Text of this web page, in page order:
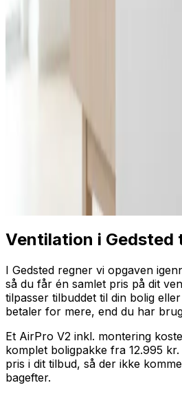
Professionel installation
70 60 30 04
Ventilation i Gedsted
I Gedsted regner vi opgaven
så du får én samlet pris på dit
tilpasser tilbuddet til din bolig
betaler for mere, end du har
Et AirPro V2 inkl. montering
komplet boligpakke fra 12.995
pris i dit tilbud, så der ikke
bagefter.